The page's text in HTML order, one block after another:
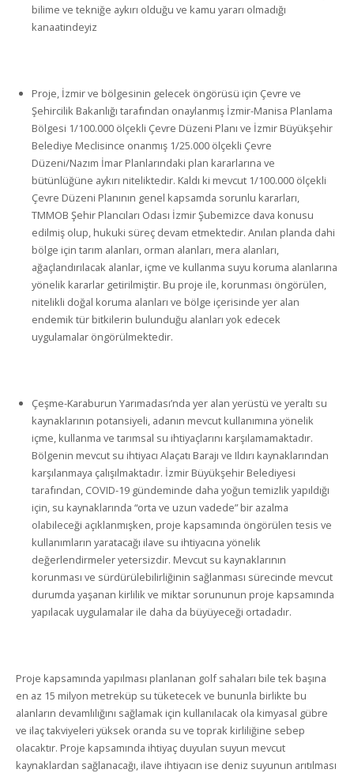
bilime ve tekniğe aykırı olduğu ve kamu yararı olmadığı
kanaatindeyiz
Proje, İzmir ve bölgesinin gelecek öngörüsü için Çevre ve
Şehircilik Bakanlığı tarafından onaylanmış İzmir-Manisa Planlama
Bölgesi 1/100.000 ölçekli Çevre Düzeni Planı ve İzmir Büyükşehir
Belediye Meclisince onanmış 1/25.000 ölçekli Çevre
Düzeni/Nazım İmar Planlarındaki plan kararlarına ve
bütünlüğüne aykırı niteliktedir. Kaldı ki mevcut 1/100.000 ölçekli
Çevre Düzeni Planının genel kapsamda sorunlu kararları,
TMMOB Şehir Plancıları Odası İzmir Şubemizce dava konusu
edilmiş olup, hukuki süreç devam etmektedir. Anılan planda dahi
bölge için tarım alanları, orman alanları, mera alanları,
ağaçlandırılacak alanlar, içme ve kullanma suyu koruma alanlarına
yönelik kararlar getirilmiştir. Bu proje ile, korunması öngörülen,
nitelikli doğal koruma alanları ve bölge içerisinde yer alan
endemik tür bitkilerin bulunduğu alanları yok edecek
uygulamalar öngörülmektedir.
Çeşme-Karaburun Yarımadası’nda yer alan yerüstü ve yeraltı su
kaynaklarının potansiyeli, adanın mevcut kullanımına yönelik
içme, kullanma ve tarımsal su ihtiyaçlarını karşılamamaktadır.
Bölgenin mevcut su ihtiyacı Alaçatı Barajı ve Ildırı kaynaklarından
karşılanmaya çalışılmaktadır. İzmir Büyükşehir Belediyesi
tarafından, COVID-19 gündeminde daha yoğun temizlik yapıldığı
için, su kaynaklarında “orta ve uzun vadede” bir azalma
olabileceği açıklanmışken, proje kapsamında öngörülen tesis ve
kullanımların yaratacağı ilave su ihtiyacına yönelik
değerlendirmeler yetersizdir. Mevcut su kaynaklarının
korunması ve sürdürülebilirliğinin sağlanması sürecinde mevcut
durumda yaşanan kirlilik ve miktar sorununun proje kapsamında
yapılacak uygulamalar ile daha da büyüyeceği ortadadır.
Proje kapsamında yapılması planlanan golf sahaları bile tek başına
en az 15 milyon metreküp su tüketecek ve bununla birlikte bu
alanların devamlılığını sağlamak için kullanılacak ola kimyasal gübre
ve ilaç takviyeleri yüksek oranda su ve toprak kirliliğine sebep
olacaktır. Proje kapsamında ihtiyaç duyulan suyun mevcut
kaynaklardan sağlanacağı, ilave ihtiyacın ise deniz suyunun arıtılması